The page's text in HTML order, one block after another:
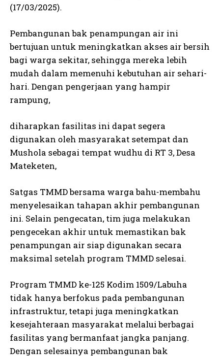
(17/03/2025).
Pembangunan bak penampungan air ini
bertujuan untuk meningkatkan akses air bersih
bagi warga sekitar, sehingga mereka lebih
mudah dalam memenuhi kebutuhan air sehari-
hari. Dengan pengerjaan yang hampir
rampung,
diharapkan fasilitas ini dapat segera
digunakan oleh masyarakat setempat dan
Mushola sebagai tempat wudhu di RT 3, Desa
Mateketen,
Satgas TMMD bersama warga bahu-membahu
menyelesaikan tahapan akhir pembangunan
ini. Selain pengecatan, tim juga melakukan
pengecekan akhir untuk memastikan bak
penampungan air siap digunakan secara
maksimal setelah program TMMD selesai.
Program TMMD ke-125 Kodim 1509/Labuha
tidak hanya berfokus pada pembangunan
infrastruktur, tetapi juga meningkatkan
kesejahteraan masyarakat melalui berbagai
fasilitas yang bermanfaat jangka panjang.
Dengan selesainya pembangunan bak